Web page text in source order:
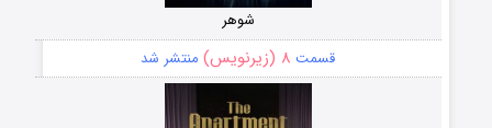
شوهر
قسمت ۸ (زیرنویس) منتشر شد